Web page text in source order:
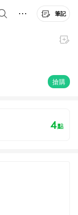
筆記
搶購
4點